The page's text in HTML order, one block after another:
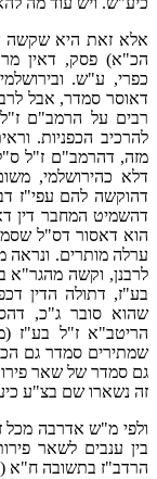
אלא זאת היא שקשה
הכ"א) פסק, דאין
כפרי, ע"ש.
דאוסר סמדר, אבל
רבים על הרמב"ם
להרכיב הכפניות.
מזה, דהרמב"ם ז"ל
דלא כהירושלמי,
דהוקשה להם עפי"ז
דהשמיט המחבר דין
הוא דאסור דס"ל
ערלה מותרים.
לרבנן, וקשה מהגר"א
בע"ז, דתולה הדין
שהוא סובר ג"כ,
הריטב"א ז"ל בע"ז
שמתירים סמדר גם
גם סמדר של שאר
זה נשארו שם בצ"ע
ולפי מ"ש אדרבה מכל
בין ענבים לשאר
הרדב"ז בתשובה ח"א